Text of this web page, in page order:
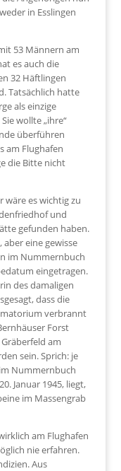
in Esslingen
53 Männern am
es auch die
32 Häftlingen
Tatsächlich hatte
als einzige
wollte „ihre“
überführen
am Flughafen
die Bitte nicht
wäre es wichtig zu
und
gefunden haben.
eine gewisse
im Nummernbuch
eingetragen.
des damaligen
dass die
verbrannt
Forst
am
sein. Sprich: je
Nummernbuch
Januar 1945, liegt,
im Massengrab
am Flughafen
nie erfahren.
Aus